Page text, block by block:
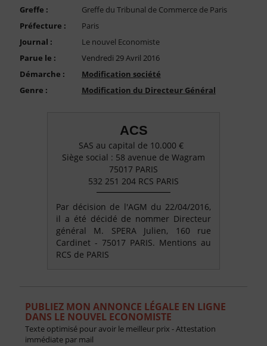
Compte PRO
Greffe :
Greffe du Tribunal de Commerce de Paris
Préfecture :
Paris
Journal :
Le nouvel Economiste
Parue le :
Vendredi 29 Avril 2016
Démarche :
Modification société
Genre :
Modification du Directeur Général
ACS
SAS au capital de 10.000 €
Siège social : 58 avenue de Wagram
75017 PARIS
532 251 204 RCS PARIS
Par décision de l'AGM du 22/04/2016,
il a été décidé de nommer Directeur
général M. SPERA Julien, 160 rue
Cardinet - 75017 PARIS. Mentions au
RCS de PARIS
PUBLIEZ MON ANNONCE LÉGALE EN LIGNE
DANS LE NOUVEL ECONOMISTE
Texte optimisé pour avoir le meilleur prix - Attestation
immédiate par mail